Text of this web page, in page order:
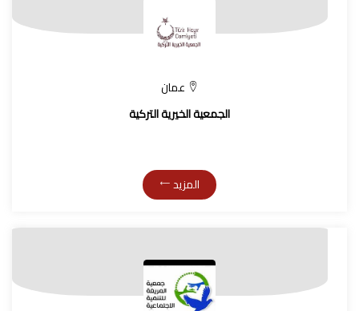
عمان
الجمعية الخيرية التركية
المزيد